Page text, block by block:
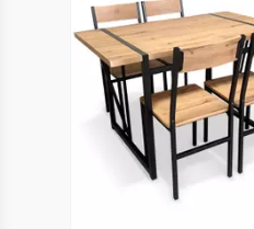
Vista Previa